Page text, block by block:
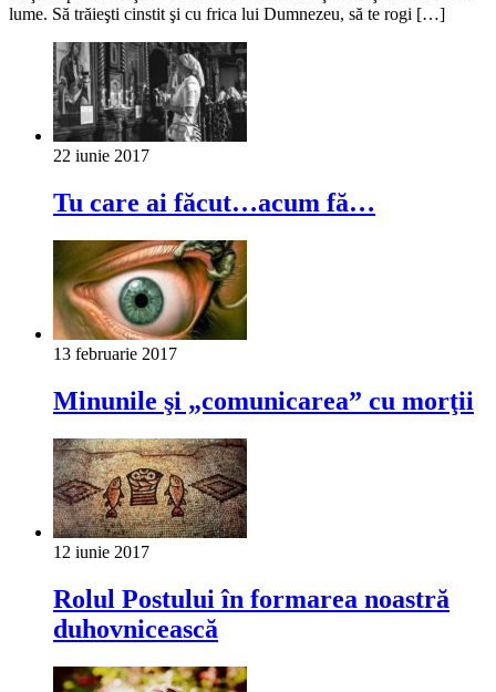
lume. Să trăieşti cinstit şi cu frica lui Dumnezeu, să te rogi […]
22 iunie 2017
Tu care ai făcut…acum fă…
13 februarie 2017
Minunile şi „comunicarea” cu morţii
12 iunie 2017
Rolul Postului în formarea noastră
duhovnicească